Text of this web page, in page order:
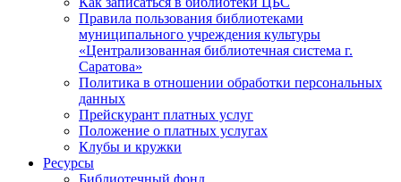
Правила пользования библиотеками
муниципального учреждения культуры
«Централизованная библиотечная система г.
Саратова»
Политика в отношении обработки персональных
данных
Прейскурант платных услуг
Положение о платных услугах
Клубы и кружки
Ресурсы
Библиотечный фонд